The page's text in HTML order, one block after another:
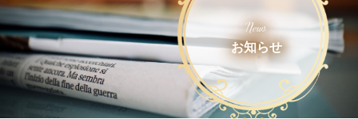
News
お知らせ